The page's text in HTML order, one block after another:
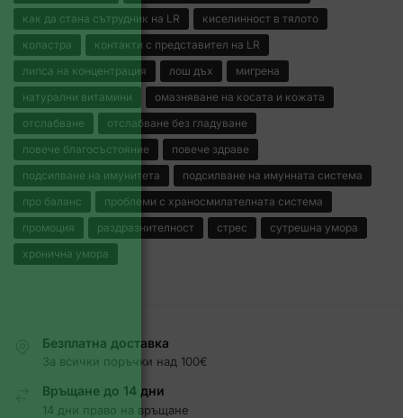
как да стана сътрудник на LR
киселинност в тялото
коластра
контакти с представител на LR
липса на концентрация
лош дъх
мигрена
натурални витамини
омазняване на косата и кожата
отслабване
отслабване без гладуване
повече благосъстояние
повече здраве
подсилване на имунитета
подсилване на имунната система
про баланс
проблеми с храносмилателната система
промоция
раздразнителност стрес
сутрешна умора
хронична умора
Безплатна доставка
За всички поръчки над 100€
Връщане до 14 дни
14 дни право на връщане